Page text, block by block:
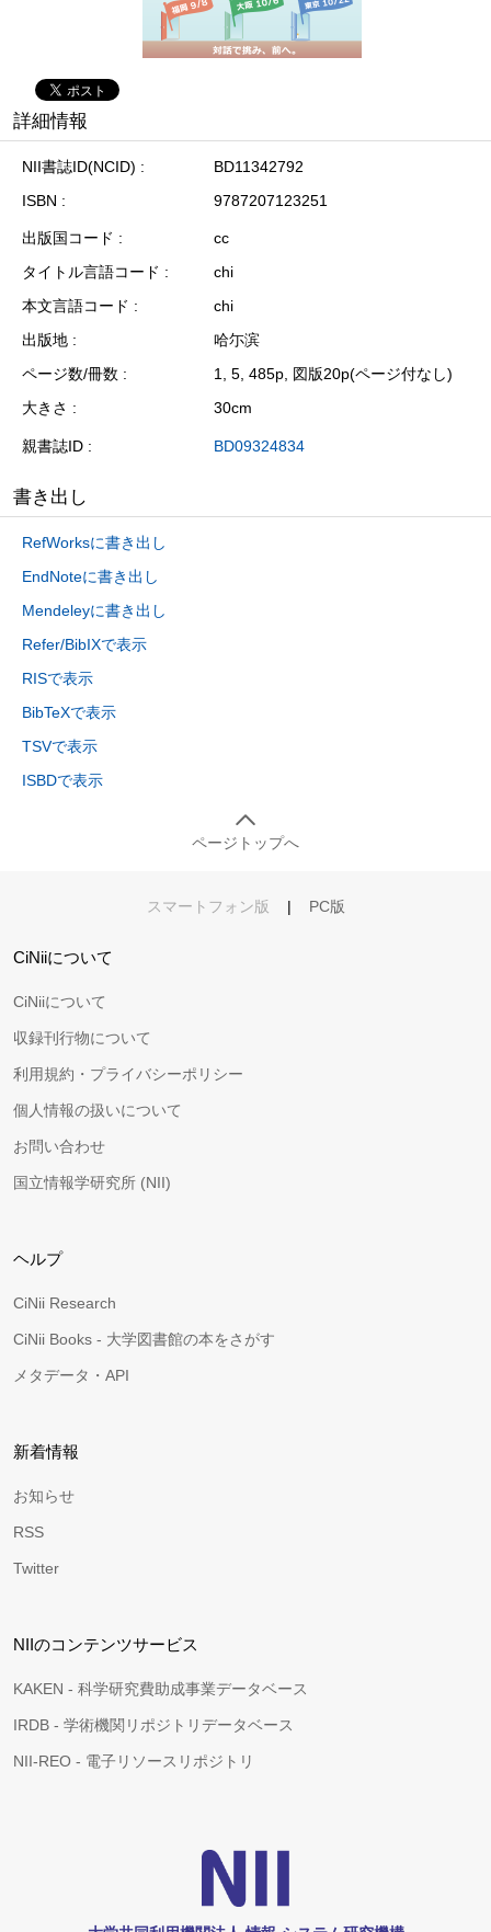
詳細情報
NII書誌ID(NCID)
BD11342792
ISBN
9787207123251
出版国コード
cc
タイトル言語コード
chi
本文言語コード
chi
出版地
哈尓滨
ページ数/冊数
1, 5, 485p, 図版20p(ページ付なし)
大きさ
30cm
親書誌ID BD09324834
書き出し
RefWorksに書き出し
EndNoteに書き出し
Mendeleyに書き出し
Refer/BibIXで表示
RISで表示
BibTeXで表示
TSVで表示
ISBDで表示
ページトップへ
スマートフォン版 | PC版
CiNiiについて
CiNiiについて
収録刊行物について
利用規約・プライバシーポリシー
個人情報の扱いについて
お問い合わせ
国立情報学研究所 (NII)
ヘルプ
CiNii Research
CiNii Books - 大学図書館の本をさがす
メタデータ・API
新着情報
お知らせ
RSS
Twitter
NIIのコンテンツサービス
KAKEN - 科学研究費助成事業データベース
IRDB - 学術機関リポジトリデータベース
NII-REO - 電子リソースリポジトリ